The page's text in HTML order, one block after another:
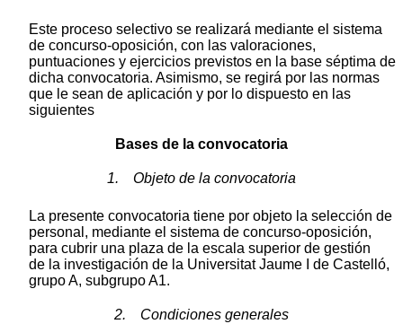
Este proceso selectivo se realizará mediante el sistema
de concurso-oposición, con las valoraciones,
puntuaciones y ejercicios previstos en la base séptima de
dicha convocatoria. Asimismo, se regirá por las normas
que le sean de aplicación y por lo dispuesto en las
siguientes
Bases de la convocatoria
1. Objeto de la convocatoria
La presente convocatoria tiene por objeto la selección de
personal, mediante el sistema de concurso-oposición,
para cubrir una plaza de la escala superior de gestión
de la investigación de la Universitat Jaume I de Castelló,
grupo A, subgrupo A1.
2. Condiciones generales